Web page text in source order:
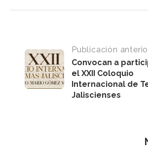
Publicación
Convocan a
el XXII Coloquio
Internacional de
Jaliscienses